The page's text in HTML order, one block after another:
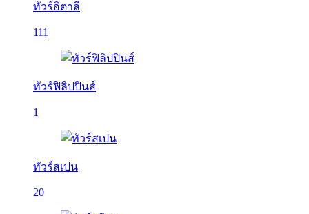
ทัวร์อิตาลี
111
ทัวร์ฟิลิปปินส์
1
ทัวร์สเปน
20